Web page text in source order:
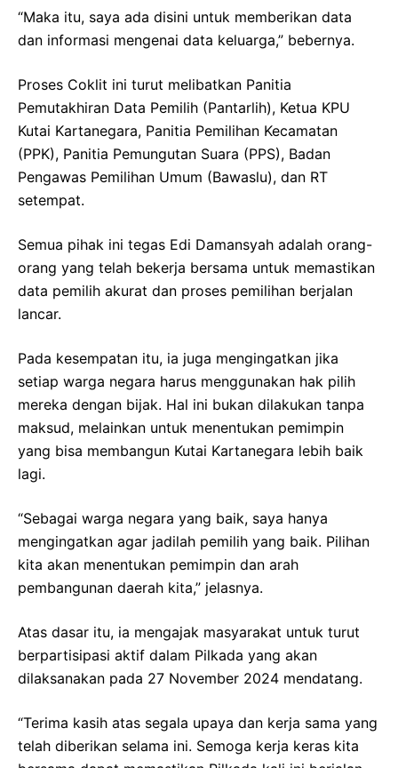
“Maka itu, saya ada disini untuk memberikan data
dan informasi mengenai data keluarga,” bebernya.
Proses Coklit ini turut melibatkan Panitia
Pemutakhiran Data Pemilih (Pantarlih), Ketua KPU
Kutai Kartanegara, Panitia Pemilihan Kecamatan
(PPK), Panitia Pemungutan Suara (PPS), Badan
Pengawas Pemilihan Umum (Bawaslu), dan RT
setempat.
Semua pihak ini tegas Edi Damansyah adalah orang-
orang yang telah bekerja bersama untuk memastikan
data pemilih akurat dan proses pemilihan berjalan
lancar.
Pada kesempatan itu, ia juga mengingatkan jika
setiap warga negara harus menggunakan hak pilih
mereka dengan bijak. Hal ini bukan dilakukan tanpa
maksud, melainkan untuk menentukan pemimpin
yang bisa membangun Kutai Kartanegara lebih baik
lagi.
“Sebagai warga negara yang baik, saya hanya
mengingatkan agar jadilah pemilih yang baik. Pilihan
kita akan menentukan pemimpin dan arah
pembangunan daerah kita,” jelasnya.
Atas dasar itu, ia mengajak masyarakat untuk turut
berpartisipasi aktif dalam Pilkada yang akan
dilaksanakan pada 27 November 2024 mendatang.
“Terima kasih atas segala upaya dan kerja sama yang
telah diberikan selama ini. Semoga kerja keras kita